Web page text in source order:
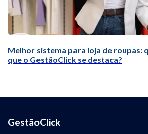
Melhor sistema para loja de roupas:
que o GestãoClick se destaca?
GestãoClick